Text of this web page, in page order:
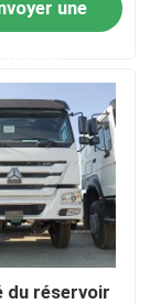
une
du réservoir